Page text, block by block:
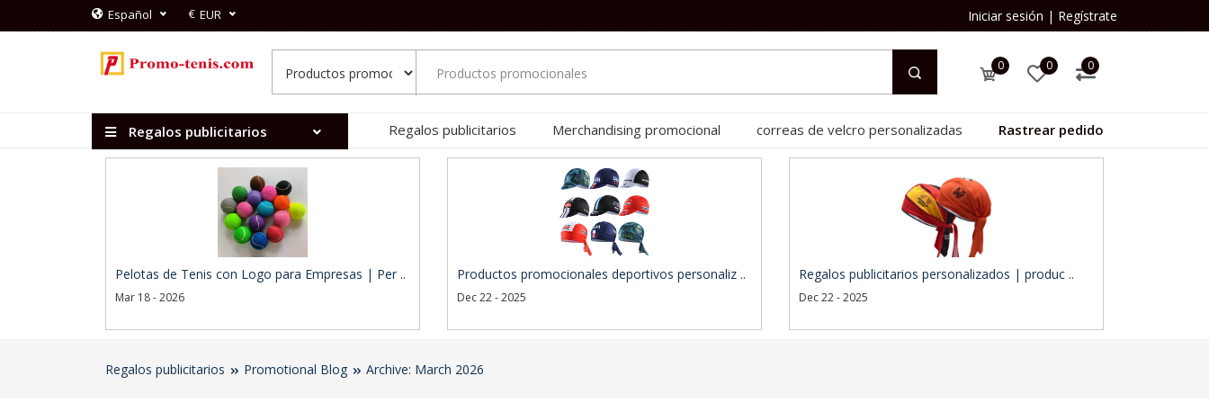
Español € EUR Iniciar sesión | Regístrate
0 0 0
Regalos publicitarios Regalos publicitarios Merchandising promocional correas de velcro personalizadas Rastrear pedido
Pelotas de Tenis con Logo para Empresas | Per ..
Mar 18 - 2026
Productos promocionales deportivos personaliz ..
Dec 22 - 2025
Regalos publicitarios personalizados | produc ..
Dec 22 - 2025
Regalos publicitarios Promotional Blog Archive: March 2026